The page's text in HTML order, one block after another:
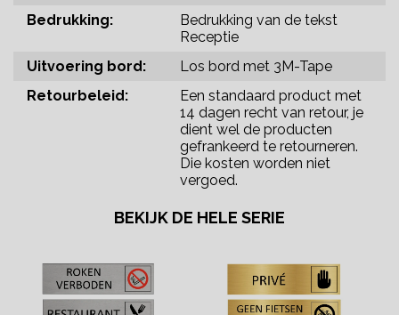
Bedrukking:
Bedrukking van de tekst
Receptie
Uitvoering bord:
Los bord met 3M-Tape
Retourbeleid:
Een standaard product met
14 dagen recht van retour, je
dient wel de producten
gefrankeerd te retourneren.
Die kosten worden niet
vergoed.
BEKIJK DE HELE SERIE